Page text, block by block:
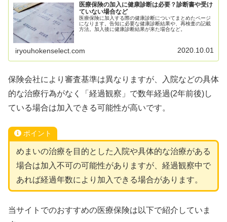
医療保険の加入に健康診断は必要？診断書や受け
ていない場合など
医療保険に加入する際の健康診断についてまとめたページ
になります。告知に必要な健康診断結果や、再検査の記載
方法。加入後に健康診断結果が来た場合など。
iryouhokenselect.com 2020.10.01
保険会社により審査基準は異なりますが、入院などの具体
的な治療行為がなく「経過観察」で数年経過(2年前後)し
ている場合は加入できる可能性が高いです。
ポイント
めまいの治療を目的とした入院や具体的な治療がある
場合は加入不可の可能性がありますが、経過観察中で
あれば経過年数により加入できる場合があります。
当サイトでのおすすめの医療保険は以下で紹介していま